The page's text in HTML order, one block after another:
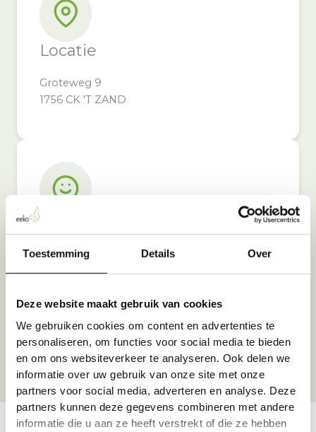
Toestemming Details Over
Deze website maakt gebruik van cookies
We gebruiken cookies om content en advertenties te
personaliseren, om functies voor social media te bieden
en om ons websiteverkeer te analyseren. Ook delen we
informatie over uw gebruik van onze site met onze
partners voor social media, adverteren en analyse. Deze
partners kunnen deze gegevens combineren met andere
informatie die u aan ze heeft verstrekt of die ze hebben
Locatie
Groteweg 9
1756 CK 'T ZAND
Door bij De Telefoonman in te leveren,
steunt u: OPKIKKER